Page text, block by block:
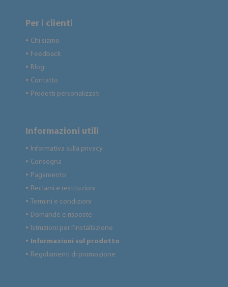
Per i clienti
● Chi siamo
● Feedback
● Blog
● Contatto
● Prodotti personalizzati
Informazioni utili
● Informativa sulla privacy
● Consegna
● Pagamento
● Reclami e restituzioni
● Termini e condizioni
● Domande e risposte
● Istruzioni per l'installazione
● Informazioni sul prodotto
● Regolamenti di promozione